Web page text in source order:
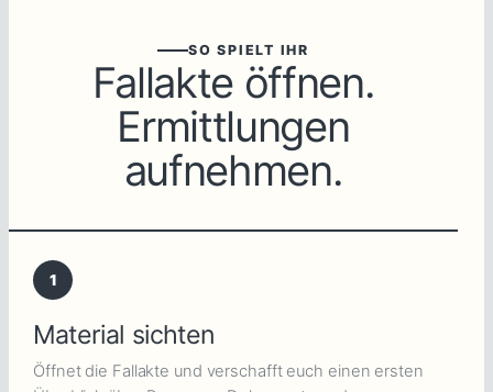
SO SPIELT IHR
Fallakte öffnen.
Ermittlungen
aufnehmen.
1
Material sichten
Öffnet die Fallakte und verschafft euch einen ersten